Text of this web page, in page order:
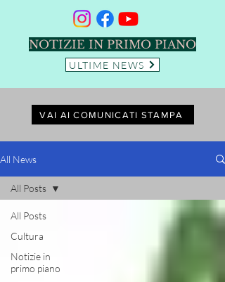
NOTIZIE IN PRIMO PIANO
ULTIME NEWS
VAI AI COMUNICATI STAMPA
All News
All Posts
Cultura
Notizie in
primo piano
All Posts